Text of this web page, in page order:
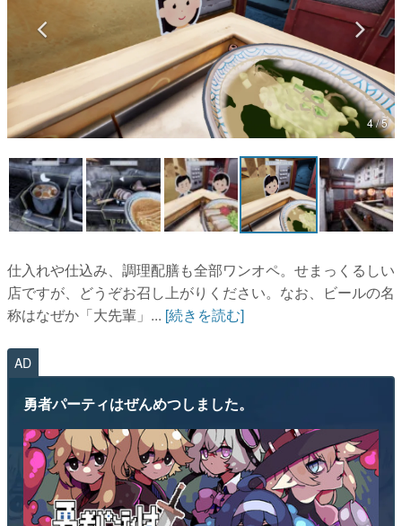
アプリレビュー
その他
電ファミニコゲーマーとは？
運営：株式会社マレ
4 / 5
仕入れや仕込み、調理配膳も全部ワンオペ。せまっくるしい
店ですが、どうぞお召し上がりください。なお、ビールの名
称はなぜか「大先輩」... [続きを読む]
AD
勇者パーティはぜんめつしました。